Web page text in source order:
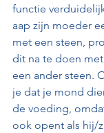
functie
aap zijn moeder
met een steen,
dit na te doen
een ander steen.
je dat je mond
de voeding,
ook opent als hij/